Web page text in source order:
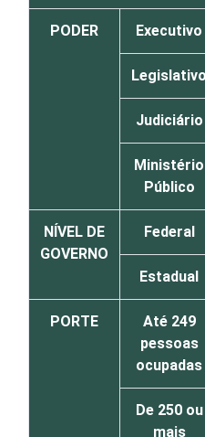
PODER Executivo
Legislativo
Judiciário
Ministério
Público
NÍVEL DE
GOVERNO
Federal
Estadual
PORTE
Até 249
pessoas
ocupadas
De 250 ou
mais